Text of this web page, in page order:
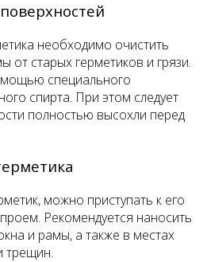
необходимо очистить
от старых герметиков и грязи.
специального
спирта. При этом следует
полностью высохли перед
можно приступать к его
Рекомендуется наносить
и рамы, а также в местах
трещин.